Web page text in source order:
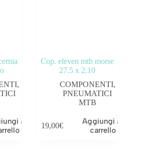
,
al
Cop. eleven mtb morse
27.5 x 2.10
COMPONENTI,
PNEUMATICI
MTB
19,00€
Aggiungi al
carrello